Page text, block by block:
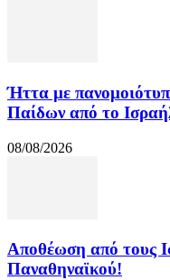
Ήττα με
Παίδων από το
08/08/2026
Αποθέωση από τους
Παναθηναϊκού!